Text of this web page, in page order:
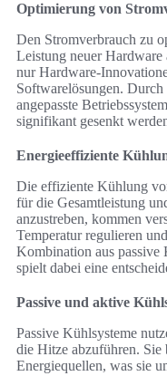
Optimierung von
Den Stromverbrauch zu
Leistung neuer Hardware
nur Hardware-
Softwarelösungen.
angepasste
signifikant gesenkt
Energieeffiziente
Die effiziente Kühlung
für die Gesamtleistung
anzustreben, kommen
Temperatur regulieren
Kombination aus
spielt dabei eine
Passive und aktive
Passive Kühlsysteme
die Hitze abzuführen. Sie
Energiequellen, was sie